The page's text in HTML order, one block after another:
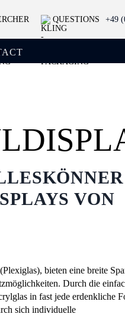
QUESTIONS +49
VON
bieten eine breite
Durch die
in fast jede erdenkliche
sich individuelle